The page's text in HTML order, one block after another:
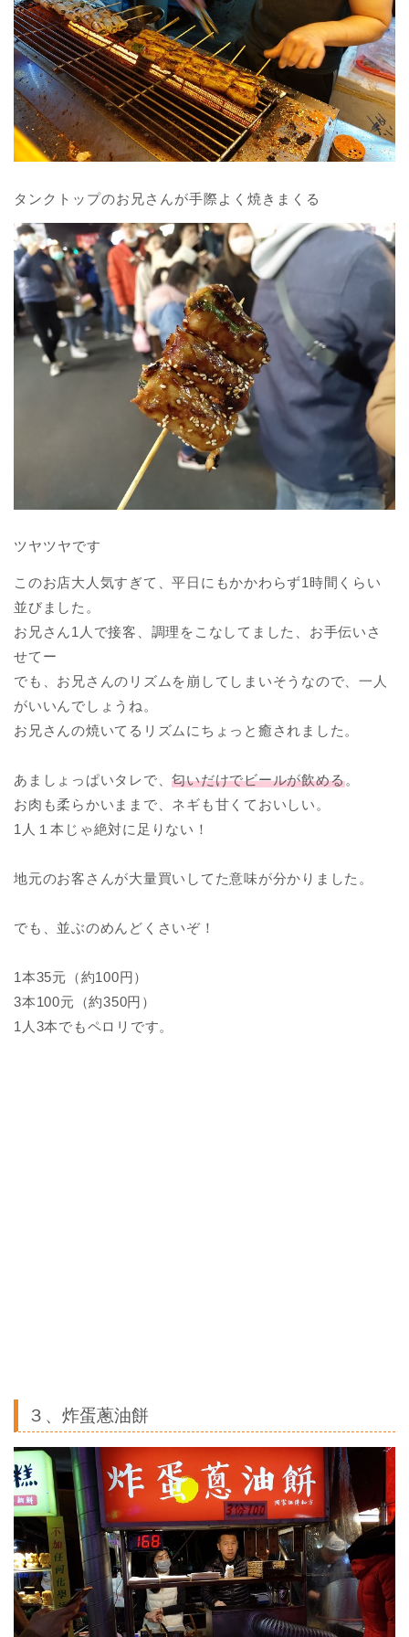
タンクトップのお兄さんが手際よく焼きまくる
ツヤツヤです
このお店大人気すぎて、平日にもかかわらず1時間くらい
並びました。
お兄さん1人で接客、調理をこなしてました、お手伝いさ
せてー
でも、お兄さんのリズムを崩してしまいそうなので、一人
がいいんでしょうね。
お兄さんの焼いてるリズムにちょっと癒されました。
あましょっぱいタレで、匂いだけでビールが飲める。
お肉も柔らかいままで、ネギも甘くておいしい。
1人１本じゃ絶対に足りない！
地元のお客さんが大量買いしてた意味が分かりました。
でも、並ぶのめんどくさいぞ！
1本35元（約100円）
3本100元（約350円）
1人3本でもペロリです。
３、炸蛋蔥油餅